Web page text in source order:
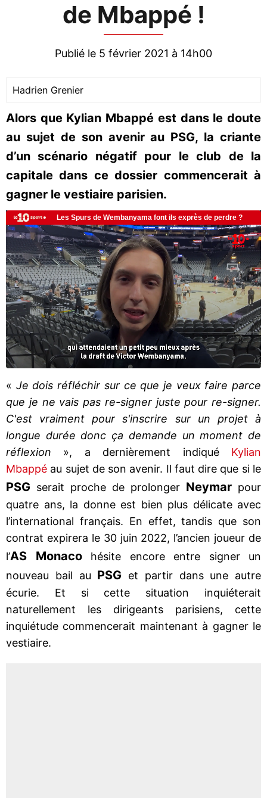
de Mbappé !
Publié le 5 février 2021 à 14h00
Hadrien Grenier
Alors que Kylian Mbappé est dans le doute
au sujet de son avenir au PSG, la criante
d’un scénario négatif pour le club de la
capitale dans ce dossier commencerait à
gagner le vestiaire parisien.
« Je dois réfléchir sur ce que je veux faire parce
que je ne vais pas re-signer juste pour re-signer.
C'est vraiment pour s'inscrire sur un projet à
longue durée donc ça demande un moment de
réflexion », a dernièrement indiqué Kylian
Mbappé au sujet de son avenir. Il faut dire que si le
PSG serait proche de prolonger Neymar pour
quatre ans, la donne est bien plus délicate avec
l’international français. En effet, tandis que son
contrat expirera le 30 juin 2022, l’ancien joueur de
l’AS Monacohésite encore entre signer un
nouveau bail au PSG et partir dans une autre
écurie. Et si cette situation inquiéterait
naturellement les dirigeants parisiens, cette
inquiétude commencerait maintenant à gagner le
vestiaire.